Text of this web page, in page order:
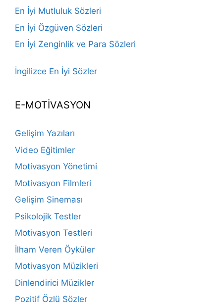
En İyi Mutluluk Sözleri
En İyi Özgüven Sözleri
En İyi Zenginlik ve Para Sözleri
İngilizce En İyi Sözler
E-MOTİVASYON
Gelişim Yazıları
Video Eğitimler
Motivasyon Yönetimi
Motivasyon Filmleri
Gelişim Sineması
Psikolojik Testler
Motivasyon Testleri
İlham Veren Öyküler
Motivasyon Müzikleri
Dinlendirici Müzikler
Pozitif Özlü Sözler